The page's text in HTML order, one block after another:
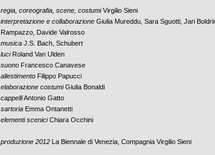
regia, coreografia, scene, costumiVirgilio Sieni
interpretazione e collaborazione Giulia Mureddu, Sara Sguotti, Jari
Rampazzo, Davide Valrosso
musica J.S. Bach, Schubert
luciRoland Van Ulden
suono Francesco Canavese
allestimento Filippo Papucci
elaborazione costumiGiulia Bonaldi
cappelliAntonio Gatto
sartoria Emma Ontanetti
elementi sceniciChiara Occhini
produzione 2012 La Biennale di Venezia, Compagnia Virgilio Sieni